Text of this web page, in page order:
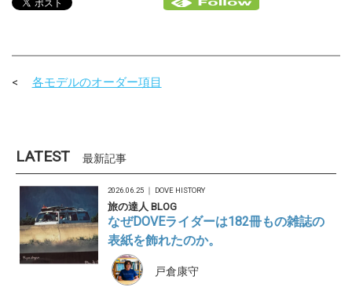
各モデルのオーダー項目
LATEST 最新記事
2026.06.25 ｜ DOVE HISTORY
旅の達人 BLOG
なぜDOVEライダーは182冊もの雑誌の
表紙を飾れたのか。
戸倉康守